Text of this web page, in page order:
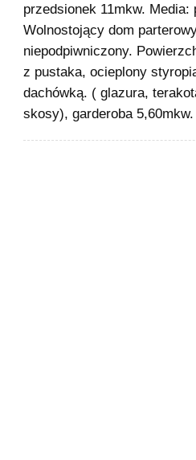
przedsionek 11mkw.
Wolnostojący dom
niepodpiwniczony.
z pustaka, ocieplony
dachówką. ( glazura,
skosy), garderoba